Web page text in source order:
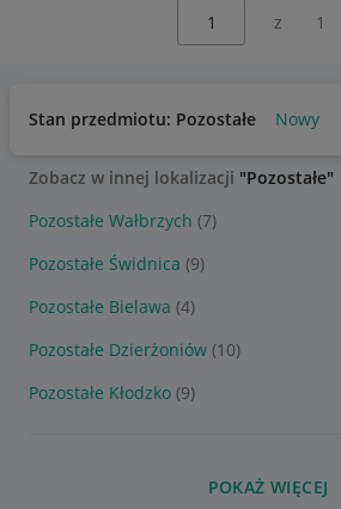
z 1
Stan przedmiotu: Pozostałe Nowy
Zobacz w innej lokalizacji "Pozostałe"
Pozostałe Wałbrzych (7)
Pozostałe Świdnica (9)
Pozostałe Bielawa (4)
Pozostałe Dzierżoniów (10)
Pozostałe Kłodzko (9)
POKAŻ WIĘCEJ